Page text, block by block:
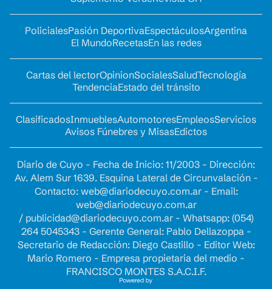
PolicialesPasión DeportivaEspectáculosArgentina
El MundoRecetasEn las redes
Cartas del lectorOpinionSocialesSaludTecnología
TendenciaEstado del tránsito
ClasificadosInmueblesAutomotoresEmpleosServicios
Avisos Fúnebres y MisasEdictos
Diario de Cuyo - Fecha de Inicio: 11/2003 - Dirección:
Av. Alem Sur 1639. Esquina Lateral de Circunvalación -
Contacto: web@diariodecuyo.com.ar- Email:
web@diariodecuyo.com.ar
/ publicidad@diariodecuyo.com.ar- Whatsapp: (054)
264 5045343 - Gerente General: Pablo Dellazoppa -
Secretario de Redacción: Diego Castillo - Editor Web:
Mario Romero - Empresa propietaria del medio -
FRANCISCO MONTES S.A.C.I.F.